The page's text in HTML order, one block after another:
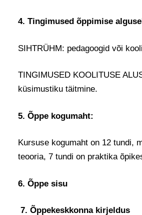
4. Tingimused õppimise
SIHTRÜHM: pedagoogid või
TINGIMUSED KOOLITUSE
küsimustiku täitmine.
5. Õppe kogumaht:
Kursuse kogumaht on 12 tundi,
teooria, 7 tundi on praktika
6. Õppe sisu
7. Õppekeskkonna kirjeldus